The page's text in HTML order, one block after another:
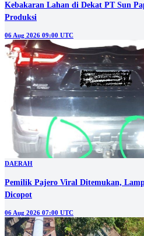
Kebakaran Lahan di Dekat PT Sun
Produksi
06 Aug 2026 09:00 UTC
DAERAH
Pemilik Pajero Viral Ditemukan,
Dicopot
06 Aug 2026 07:00 UTC